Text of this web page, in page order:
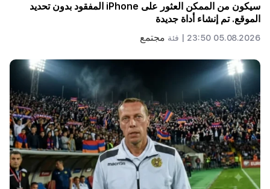
سيكون من الممكن العثور على iPhone المفقود بدون تحديد
الموقع. تم إنشاء أداة جديدة
05.08.2026 23:50 | فئة مجتمع